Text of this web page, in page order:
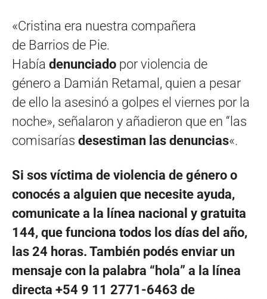
«Cristina era nuestra compañera
de Barrios de Pie.
Había denunciado por violencia de
género a Damián Retamal, quien a pesar
de ello la asesinó a golpes el viernes por la
noche», señalaron y añadieron que en “las
comisarías desestiman las denuncias«.
Si sos víctima de violencia de género o
conocés a alguien que necesite ayuda,
comunicate a la línea nacional y gratuita
144, que funciona todos los días del año,
las 24 horas. También podés enviar un
mensaje con la palabra “hola” a la línea
directa +54 9 11 2771-6463 de